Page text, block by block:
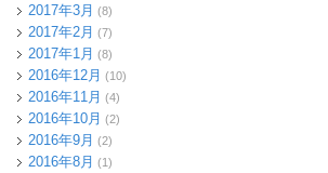
2017年3月 (8)
2017年2月 (7)
2017年1月 (8)
2016年12月 (10)
2016年11月 (4)
2016年10月 (2)
2016年9月 (2)
2016年8月 (1)